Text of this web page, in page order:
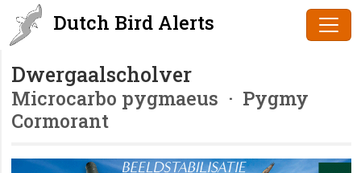
Dutch Bird Alerts
Dwergaalscholver
Microcarbo pygmaeus · Pygmy
Cormorant